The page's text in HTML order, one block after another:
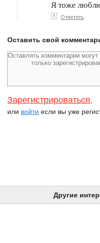
Я тоже
↑ Ответить
Оставить свой
Зарегистрироваться,
или войти если вы уже
Другие